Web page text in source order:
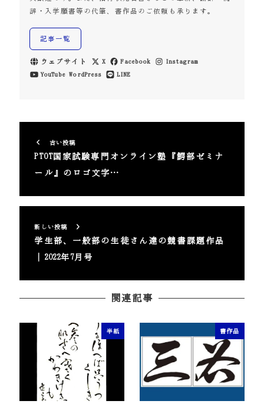
辞・入学願書等の代筆、書作品のご依頼も承ります。
記事一覧
ウェブサイト X Facebook
Instagram
YouTube WordPress LINE
古い投稿
PTOT国家試験専門オンライン塾『鰐部ゼミナ
ール』のロゴ文字…
新しい投稿
学生部、一般部の生徒さん達の競書課題作品
｜2022年7月号
関連記事
半紙 書作品